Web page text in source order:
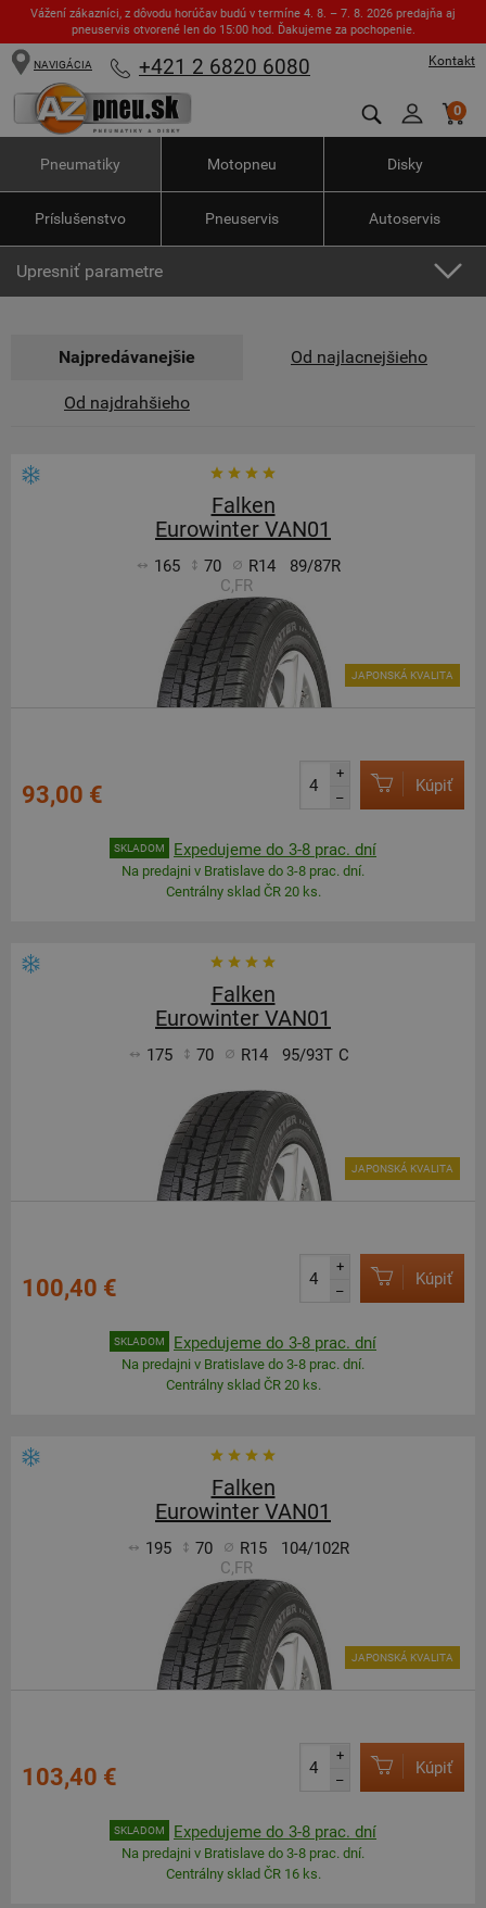
Vážení zákazníci, z dôvodu horúčav budú v termíne 4. 8. – 7. 8. 2026 predajňa aj
pneuservis otvorené len do 15:00 hod. Ďakujeme za pochopenie.
Kontakt
NAVIGÁCIA +421 2 6820 6080
0
Pneumatiky Motopneu Disky
Príslušenstvo Pneuservis Autoservis
Upresniť parametre
Najpredávanejšie Od najlacnejšieho
Od najdrahšieho
Falken
Eurowinter VAN01
165 70 R14
89/87R
C,FR
JAPONSKÁ KVALITA
93,00 €
+
–
Kúpiť
SKLADOM Expedujeme do 3-8 prac. dní
Na predajni v Bratislave do 3-8 prac. dní.
Centrálny sklad ČR 20 ks.
Falken
Eurowinter VAN01
175 70 R14 95/93T C
JAPONSKÁ KVALITA
100,40 €
+
–
Kúpiť
SKLADOM Expedujeme do 3-8 prac. dní
Na predajni v Bratislave do 3-8 prac. dní.
Centrálny sklad ČR 20 ks.
Falken
Eurowinter VAN01
195 70 R15
104/102R
C,FR
JAPONSKÁ KVALITA
103,40 €
+
–
Kúpiť
SKLADOM Expedujeme do 3-8 prac. dní
Na predajni v Bratislave do 3-8 prac. dní.
Centrálny sklad ČR 16 ks.